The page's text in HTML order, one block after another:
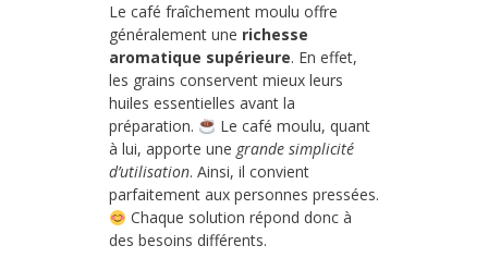
Le café fraîchement moulu offre
généralement une richesse
aromatique supérieure. En effet,
les grains conservent mieux leurs
huiles essentielles avant la
préparation.
Le café moulu, quant
à lui, apporte une grande simplicité
d’utilisation. Ainsi, il convient
parfaitement aux personnes pressées.
Chaque solution répond donc à
des besoins différents.